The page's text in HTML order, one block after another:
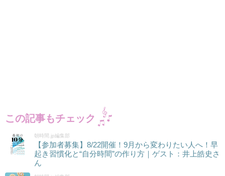
この記事もチェック
朝時間.jp編集部
【参加者募集】8/22開催！9月から変わりたい人へ！早
起き習慣化と“自分時間”の作り方｜ゲスト：井上皓史さ
ん